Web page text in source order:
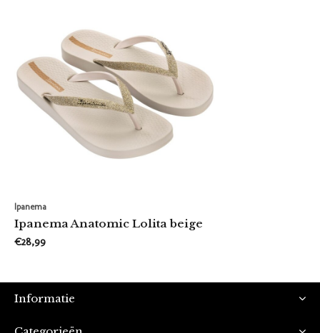
Ipanema
Ipanema Anatomic Lolita beige
€28,99
Informatie